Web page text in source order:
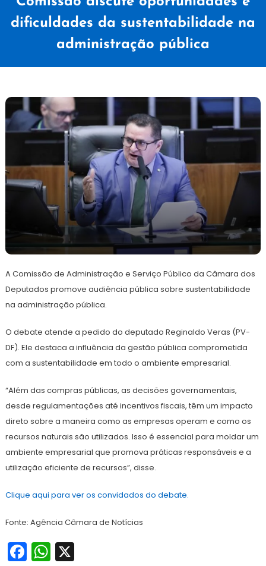
dificuldades da sustentabilidade na
administração pública
25
junho
de
Redação
A Comissão de Administração e Serviço Público da Câmara dos
Deputados promove audiência pública sobre sustentabilidade
na administração pública.
O debate atende a pedido do deputado Reginaldo Veras (PV-
DF). Ele destaca a influência da gestão pública comprometida
com a sustentabilidade em todo o ambiente empresarial.
“Além das compras públicas, as decisões governamentais,
desde regulamentações até incentivos fiscais, têm um impacto
direto sobre a maneira como as empresas operam e como os
recursos naturais são utilizados. Isso é essencial para moldar um
ambiente empresarial que promova práticas responsáveis e a
utilização eficiente de recursos”, disse.
Clique aqui para ver os convidados do debate.
Fonte: Agência Câmara de Notícias
Facebook
WhatsApp
X